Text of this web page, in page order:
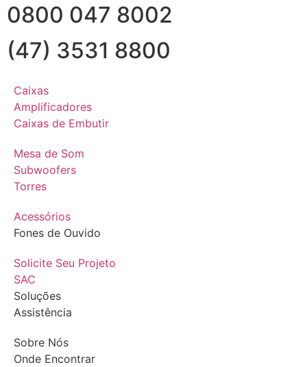
0800 047 8002
(47) 3531 8800
Caixas
Amplificadores
Caixas de Embutir
Mesa de Som
Subwoofers
Torres
Acessórios
Fones de Ouvido
Solicite Seu Projeto
SAC
Soluções
Assistência
Sobre Nós
Onde Encontrar